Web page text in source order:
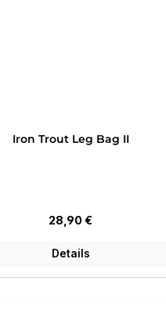
Iron Trout Leg Bag II
Regulärer Preis:
28,90 €
Details